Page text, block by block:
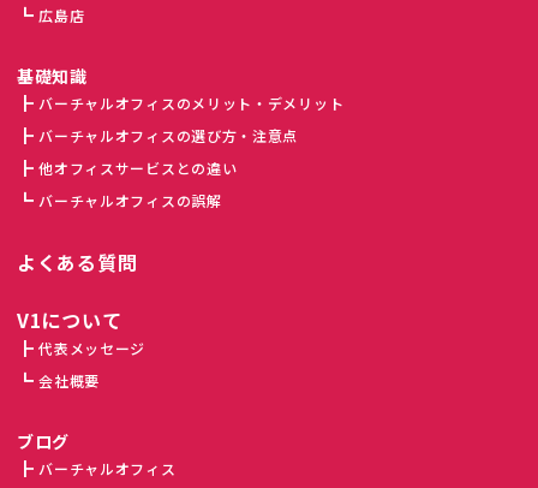
広島店
基礎知識
バーチャルオフィスのメリット・デメリット
バーチャルオフィスの選び方・注意点
他オフィスサービスとの違い
バーチャルオフィスの誤解
よくある質問
V1について
代表メッセージ
会社概要
ブログ
バーチャルオフィス